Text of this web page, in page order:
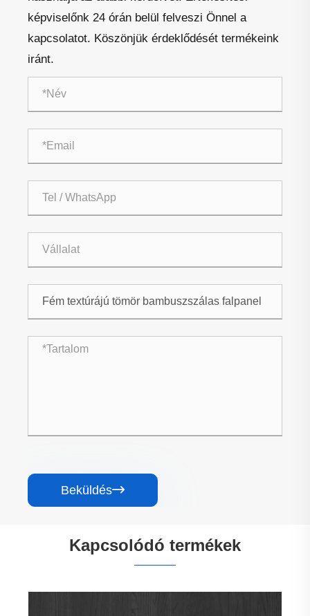
képviselőnk 24 órán belül felveszi Önnel a
kapcsolatot. Köszönjük érdeklődését termékeink
iránt.
Beküldés
Kapcsolódó termékek